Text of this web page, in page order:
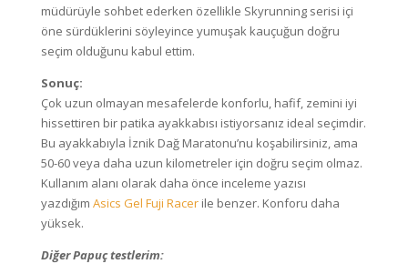
müdürüyle sohbet ederken özellikle Skyrunning serisi içi
öne sürdüklerini söyleyince yumuşak kauçuğun doğru
seçim olduğunu kabul ettim.
Sonuç:
Çok uzun olmayan mesafelerde konforlu, hafif, zemini iyi
hissettiren bir patika ayakkabısı istiyorsanız ideal seçimdir.
Bu ayakkabıyla İznik Dağ Maratonu’nu koşabilirsiniz, ama
50-60 veya daha uzun kilometreler için doğru seçim olmaz.
Kullanım alanı olarak daha önce inceleme yazısı
yazdığım Asics Gel Fuji Racerile benzer. Konforu daha
yüksek.
Diğer Papuç testlerim: